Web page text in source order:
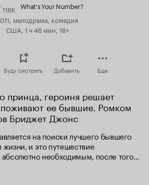
116K What's Your Number?
мелодрама, комедия
США, 1 ч 46 мин, 18+
Буду смотреть Добавить Еще
принца, героиня решает
поживают ее бывшие. Ромком
Бриджет Джонс
на поиски лучшего бывшего
и это путешествие
абсолютно необходимым, после того,
журнале статью, предупреждающую о
в жизни было более 20 романов,